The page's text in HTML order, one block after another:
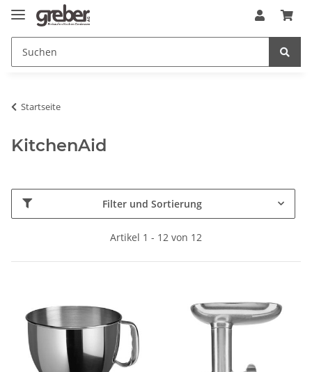
Startseite
KitchenAid
Filter und Sortierung
Artikel 1 - 12 von 12